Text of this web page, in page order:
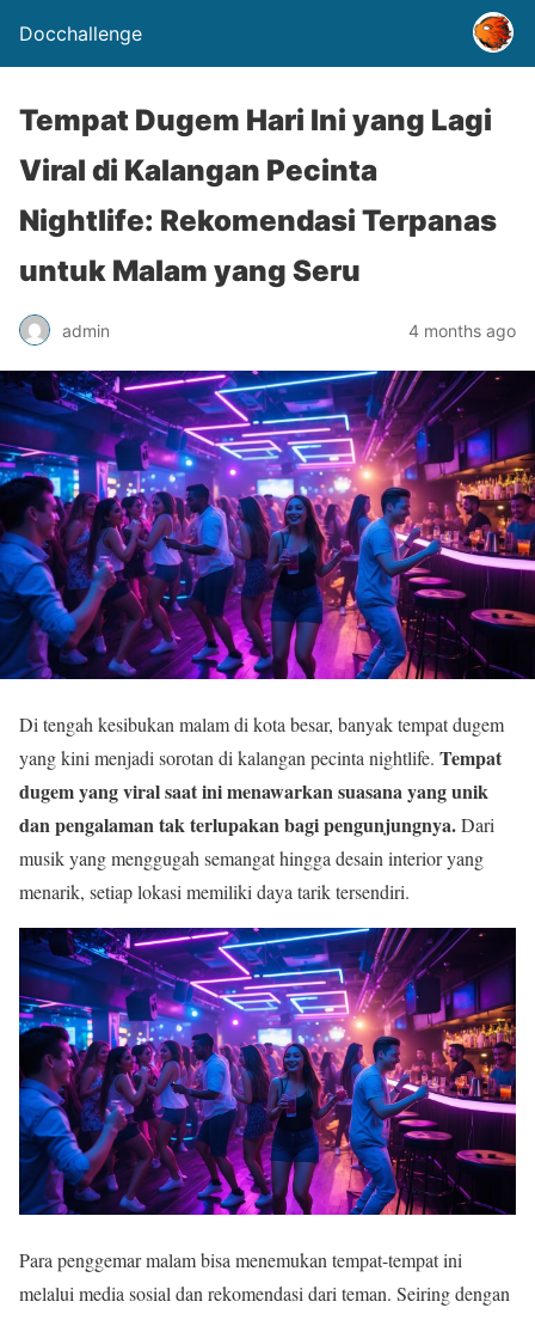
Docchallenge
Tempat Dugem Hari Ini yang Lagi
Viral di Kalangan Pecinta
Nightlife: Rekomendasi Terpanas
untuk Malam yang Seru
admin 4 months ago
Di tengah kesibukan malam di kota besar, banyak tempat dugem
yang kini menjadi sorotan di kalangan pecinta nightlife. Tempat
dugem yang viral saat ini menawarkan suasana yang unik
dan pengalaman tak terlupakan bagi pengunjungnya.Dari
musik yang menggugah semangat hingga desain interior yang
menarik, setiap lokasi memiliki daya tarik tersendiri.
Para penggemar malam bisa menemukan tempat-tempat ini
melalui media sosial dan rekomendasi dari teman. Seiring dengan